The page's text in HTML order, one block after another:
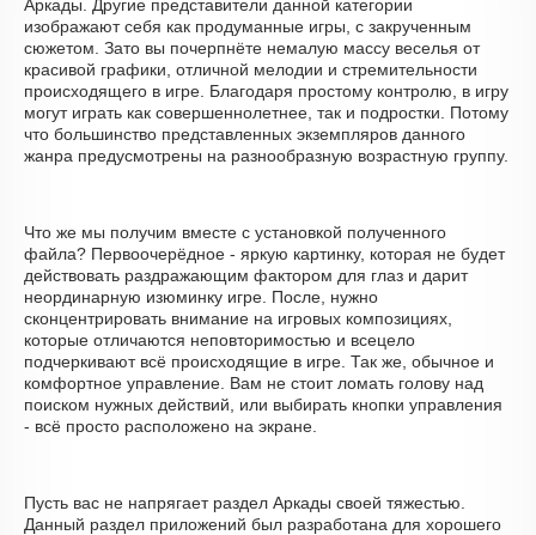
Аркады. Другие представители данной категории
изображают себя как продуманные игры, с закрученным
сюжетом. Зато вы почерпнёте немалую массу веселья от
красивой графики, отличной мелодии и стремительности
происходящего в игре. Благодаря простому контролю, в игру
могут играть как совершеннолетнее, так и подростки. Потому
что большинство представленных экземпляров данного
жанра предусмотрены на разнообразную возрастную группу.
Что же мы получим вместе с установкой полученного
файла? Первоочерёдное - яркую картинку, которая не будет
действовать раздражающим фактором для глаз и дарит
неординарную изюминку игре. После, нужно
сконцентрировать внимание на игровых композициях,
которые отличаются неповторимостью и всецело
подчеркивают всё происходящие в игре. Так же, обычное и
комфортное управление. Вам не стоит ломать голову над
поиском нужных действий, или выбирать кнопки управления
- всё просто расположено на экране.
Пусть вас не напрягает раздел Аркады своей тяжестью.
Данный раздел приложений был разработана для хорошего